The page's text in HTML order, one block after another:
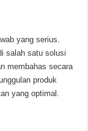
yang serius.
salah satu solusi
membahas secara
produk
yang optimal.